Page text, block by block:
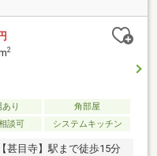
2
り
角部屋
談可 システムキッチン
目寺】駅まで徒歩15分